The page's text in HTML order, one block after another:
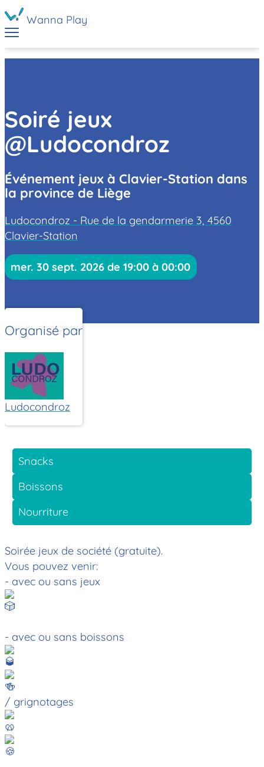
Wanna Play
Soiré jeux
@Ludocondroz
Événement jeux à Clavier-Station dans
la province de Liège
Ludocondroz - Rue de la gendarmerie 3, 4560
Clavier-Station
mer. 30 sept. 2026 de 19:00 à 00:00
Organisé par
Ludocondroz
Snacks
Boissons
Nourriture
Soirée jeux de société (gratuite).
Vous pouvez venir:
- avec ou sans jeux
- avec ou sans boissons
/ grignotages